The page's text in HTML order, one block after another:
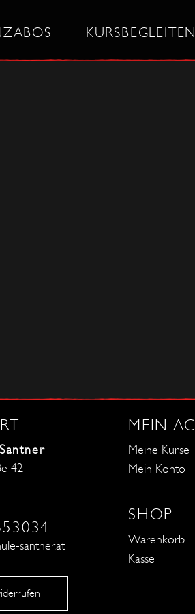
42
santner.at
MEIN
Meine Kurse
Mein Konto
SHOP
Warenkorb
Kasse